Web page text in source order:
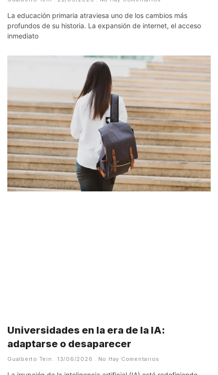
La educación primaria atraviesa uno de los cambios más
profundos de su historia. La expansión de internet, el acceso
inmediato
Universidades en la era de la IA:
adaptarse o desaparecer
Gualberto Tein 13/06/2026 No Hay Comentarios